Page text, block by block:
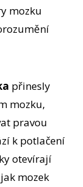
mozku
přinesly
mozku,
pravou
k potlačení
otevírají
mozek